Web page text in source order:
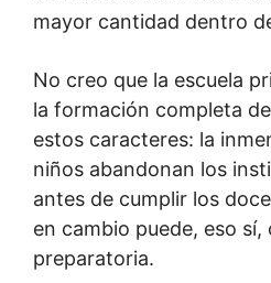
mayor cantidad dentro
No creo que la escuela
la formación completa
estos caracteres: la
niños abandonan los
antes de cumplir los
en cambio puede, eso sí,
preparatoria.